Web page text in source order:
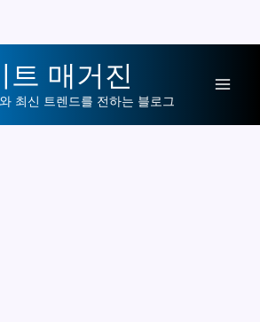
트 매거진
최신 트렌드를 전하는 블로그